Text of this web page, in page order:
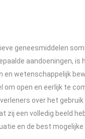
geneesmiddelen
aandoeningen, is
en wetenschappelijk
om open en eerlijk te
over het
zij een volledig beeld
en de best mogelijke